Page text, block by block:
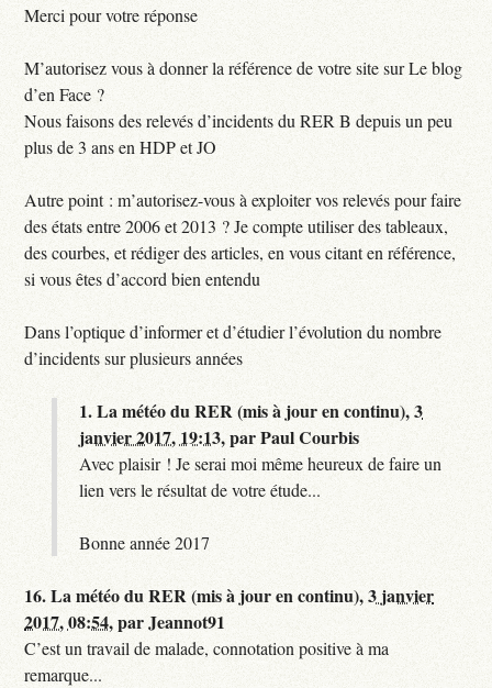
Merci pour votre réponse
M’autorisez vous à donner la référence de votre site sur Le blog
d’en Face ?
Nous faisons des relevés d’incidents du RER B depuis un peu
plus de 3 ans en HDP et JO
Autre point : m’autorisez-vous à exploiter vos relevés pour faire
des états entre 2006 et 2013 ? Je compte utiliser des tableaux,
des courbes, et rédiger des articles, en vous citant en référence,
si vous êtes d’accord bien entendu
Dans l’optique d’informer et d’étudier l’évolution du nombre
d’incidents sur plusieurs années
1.La météo du RER (mis à jour en continu),3
janvier 2017, 19:13,parPaul Courbis
Avec plaisir ! Je serai moi même heureux de faire un
lien vers le résultat de votre étude...
Bonne année 2017
16.La météo du RER (mis à jour en continu),3 janvier
2017, 08:54,parJeannot91
C’est un travail de malade, connotation positive à ma
remarque...